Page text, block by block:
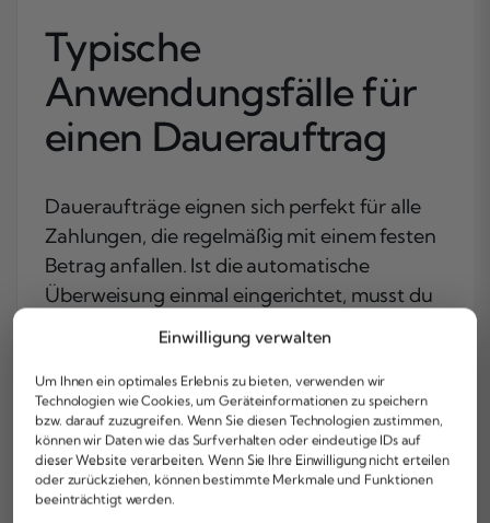
Einwilligung verwalten
Um Ihnen ein optimales Erlebnis zu bieten, verwenden wir
Technologien wie Cookies, um Geräteinformationen zu speichern
bzw. darauf zuzugreifen. Wenn Sie diesen Technologien zustimmen,
können wir Daten wie das Surfverhalten oder eindeutige IDs auf
dieser Website verarbeiten. Wenn Sie Ihre Einwilligung nicht erteilen
oder zurückziehen, können bestimmte Merkmale und Funktionen
beeinträchtigt werden.
Typische
Anwendungsfälle für
einen Dauerauftrag
Daueraufträge eignen sich perfekt für alle
Zahlungen, die regelmäßig mit einem festen
Betrag anfallen. Ist die automatische
Überweisung einmal eingerichtet, musst du
im Auge behalten. Das spart Zeit und
verhindert Mahngebühren durch
vergessene Zahlungen.
Typische Anwendungsfälle für einen
Dauerauftrag sind: